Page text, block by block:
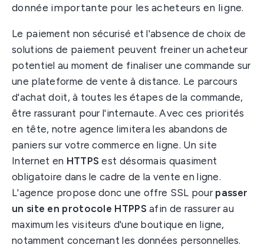
donnée importante pour les acheteurs en ligne.
Le paiement non sécurisé et l'absence de choix de
solutions de paiement peuvent freiner un acheteur
potentiel au moment de finaliser une commande sur
une plateforme de vente à distance. Le parcours
d'achat doit, à toutes les étapes de la commande,
être rassurant pour l'internaute. Avec ces priorités
en tête, notre agence limitera les abandons de
paniers sur votre commerce en ligne. Un site
Internet en HTTPS est désormais quasiment
obligatoire dans le cadre de la vente en ligne.
L'agence propose donc une offre SSL pour passer
un site en protocole HTPPSafin de rassurer au
maximum les visiteurs d'une boutique en ligne,
notamment concernant les données personnelles.